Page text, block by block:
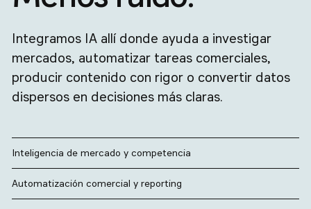
Integramos IA allí donde ayuda a investigar
mercados, automatizar tareas comerciales,
producir contenido con rigor o convertir datos
dispersos en decisiones más claras.
Inteligencia de mercado y competencia
Automatización comercial y reporting